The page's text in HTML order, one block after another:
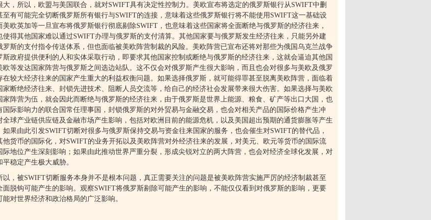
大，所以，欧盟与美国联合，就对SWIFT具有决定性控制力。美欧宣布将选定的俄罗斯银行从 SWIFT中删
至有可能完全切断俄罗斯所有银行与SWIFT的连接，意味着这些俄罗斯银行将不能使用 SWIFT这一基础设
美欧英加等一旦宣布将俄罗斯银行彻底剔除SWIFT ，也意味着这些国家将全面断绝与俄罗斯的经济往来，
使得其他国家难以通过SWIFT办理与俄罗斯的支付清算。其他国家要与俄罗斯发生经济往来，只能另外建
罗斯的支付指令传送体系，但也面临被美欧阵营制裁的风险。美欧阵营已宣布还将对那些为俄国乌克兰战争
斯政府提供便利的人和实体采取行动，即要求其他国家控制或断绝与俄罗斯的经济往来，这就会逼迫其他国
欧等发达国家阵营与俄罗斯之间选边站队。这不仅会对俄罗斯产生很大影响，而且也会对很多与美欧及俄罗
在较大经济往来的国家产生重大的利益权衡问题。如果选择俄罗斯，就可能得罪甚至脱离美欧阵营，面临着
家断绝经济往来、封锁先进技术、阻断人员交流等，给自己的经济社会发展带来很大伤害。如果选择与美欧
家阵营为伍，就会因此而断绝与俄罗斯的经济往来，由于俄罗斯是世界上能源、粮食、矿产等出口大国，也
国际影响力的联合国常任理事国，封锁俄罗斯的对外贸易与金融交易，也会对相关产品的国际价格产生冲
全球产业链供应链及金融市场产生影响，包括对欧洲目前的能源危机，以及美国超出预期的通货膨胀等产生
如果由此引发SWIFT切断对很多与俄罗斯保持交易与资金往来国家的服务，也会催生对SWIFT的替代品，
他货币的国际化，对SWIFT的业务开拓以及美欧阵营对外经济往来的发展，对美元、欧元等货币的国际流
际地位产生深刻影响；如果由此推动世界严重分裂，形成尖锐对立的两大阵营，也会对经济全球化发展，对
平稳定产生极大威胁。
，被SWIFT切断服务本身并不是根本问题，真正需要关注的问题是被美欧阵营实施严厉的经济制裁甚至
面脱钩可能产生的影响。观察SWIFT将俄罗斯剔除可能产生的影响，不能仅仅看到对俄罗斯的影响，更要
能对世界经济和政治格局的广泛影响。